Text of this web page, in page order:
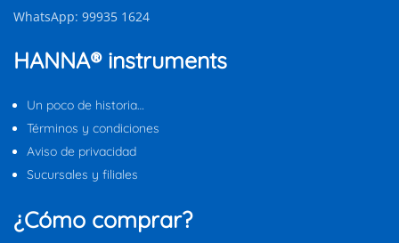
WhatsApp: 99935 1624
HANNA® instruments
Un poco de historia…
Términos y condiciones
Aviso de privacidad
Sucursales y filiales
¿Cómo comprar?